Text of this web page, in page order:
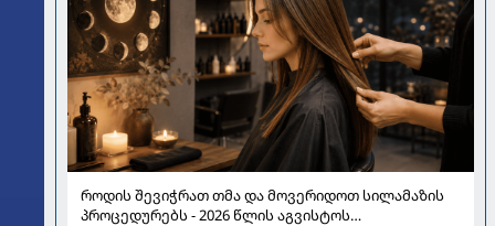
როდის შევიჭრათ თმა და მოვერიდოთ სილამაზის
პროცედურებს - 2026 წლის აგვისტოს